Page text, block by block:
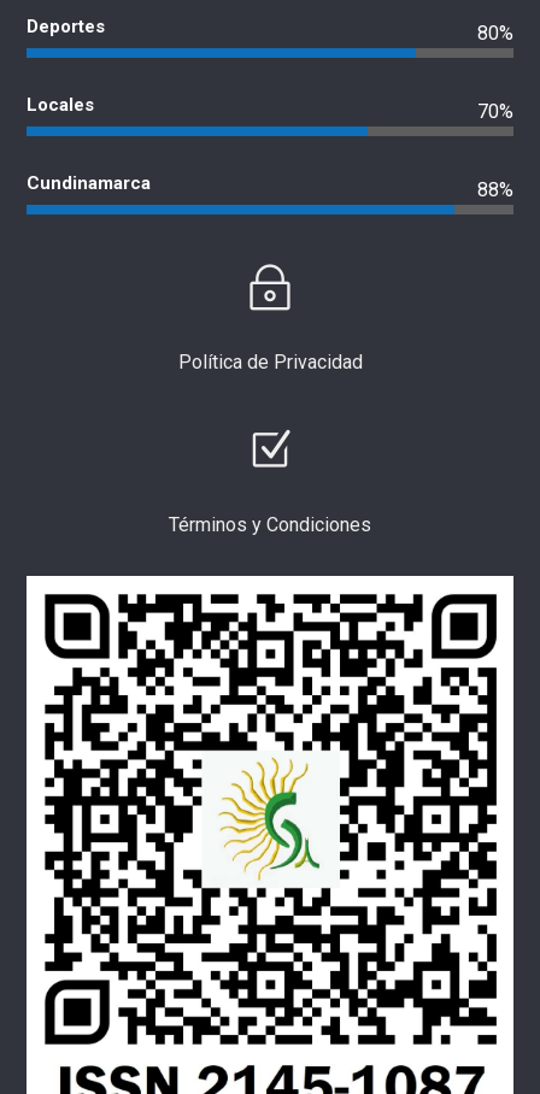
Deportes 80%
Locales 70%
Cundinamarca 88%
Política de Privacidad
Términos y Condiciones